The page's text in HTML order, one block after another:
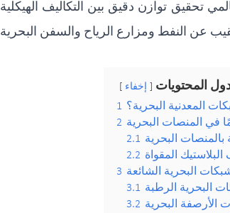
تحقيق توازن دقيق بين التكاليف الهيكلية
المحتويات إخفاء
1 المعدنية البحرية؟
2 في المنصات البحرية
2.1 بالمنصات البحرية
2.2
3 البحرية الشائعة
3.1 البحرية الرطبة
3.2